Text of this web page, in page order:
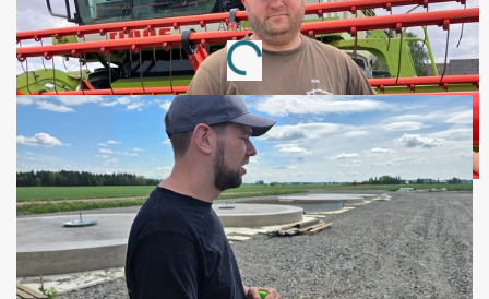
Annonce
Loading...